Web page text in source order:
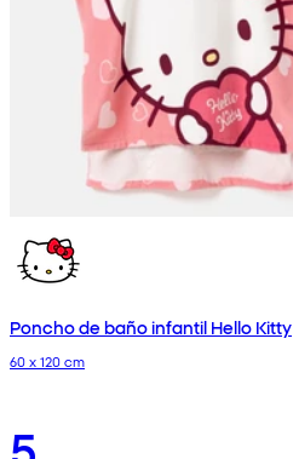
Poncho de baño infantil Hello Kitty
60 x 120 cm